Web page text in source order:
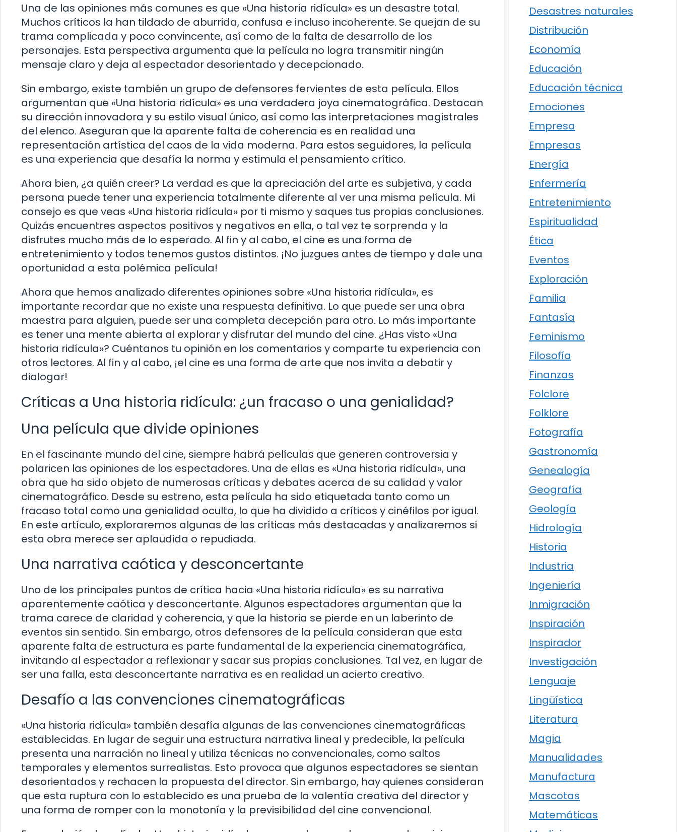
Una de las opiniones más comunes es que «Una historia ridícula» es un desastre total.
Muchos críticos la han tildado de aburrida, confusa e incluso incoherente. Se quejan de su
trama complicada y poco convincente, así como de la falta de desarrollo de los
personajes. Esta perspectiva argumenta que la película no logra transmitir ningún
mensaje claro y deja al espectador desorientado y decepcionado.
Sin embargo, existe también un grupo de defensores fervientes de esta película. Ellos
argumentan que «Una historia ridícula» es una verdadera joya cinematográfica. Destacan
su dirección innovadora y su estilo visual único, así como las interpretaciones magistrales
del elenco. Aseguran que la aparente falta de coherencia es en realidad una
representación artística del caos de la vida moderna. Para estos seguidores, la película
es una experiencia que desafía la norma y estimula el pensamiento crítico.
Ahora bien, ¿a quién creer? La verdad es que la apreciación del arte es subjetiva, y cada
persona puede tener una experiencia totalmente diferente al ver una misma película. Mi
consejo es que veas «Una historia ridícula» por ti mismo y saques tus propias conclusiones.
Quizás encuentres aspectos positivos y negativos en ella, o tal vez te sorprenda y la
disfrutes mucho más de lo esperado. Al fin y al cabo, el cine es una forma de
entretenimiento y todos tenemos gustos distintos. ¡No juzgues antes de tiempo y dale una
oportunidad a esta polémica película!
Ahora que hemos analizado diferentes opiniones sobre «Una historia ridícula», es
importante recordar que no existe una respuesta definitiva. Lo que puede ser una obra
maestra para alguien, puede ser una completa decepción para otro. Lo más importante
es tener una mente abierta al explorar y disfrutar del mundo del cine. ¿Has visto «Una
historia ridícula»? Cuéntanos tu opinión en los comentarios y comparte tu experiencia con
otros lectores. Al fin y al cabo, ¡el cine es una forma de arte que nos invita a debatir y
dialogar!
Críticas a Una historia ridícula: ¿un fracaso o una genialidad?
Una película que divide opiniones
En el fascinante mundo del cine, siempre habrá películas que generen controversia y
polaricen las opiniones de los espectadores. Una de ellas es «Una historia ridícula», una
obra que ha sido objeto de numerosas críticas y debates acerca de su calidad y valor
cinematográfico. Desde su estreno, esta película ha sido etiquetada tanto como un
fracaso total como una genialidad oculta, lo que ha dividido a críticos y cinéfilos por igual.
En este artículo, exploraremos algunas de las críticas más destacadas y analizaremos si
esta obra merece ser aplaudida o repudiada.
Una narrativa caótica y desconcertante
Uno de los principales puntos de crítica hacia «Una historia ridícula» es su narrativa
aparentemente caótica y desconcertante. Algunos espectadores argumentan que la
trama carece de claridad y coherencia, y que la historia se pierde en un laberinto de
eventos sin sentido. Sin embargo, otros defensores de la película consideran que esta
aparente falta de estructura es parte fundamental de la experiencia cinematográfica,
invitando al espectador a reflexionar y sacar sus propias conclusiones. Tal vez, en lugar de
ser una falla, esta desconcertante narrativa es en realidad un acierto creativo.
Desafío a las convenciones cinematográficas
«Una historia ridícula» también desafía algunas de las convenciones cinematográficas
establecidas. En lugar de seguir una estructura narrativa lineal y predecible, la película
presenta una narración no lineal y utiliza técnicas no convencionales, como saltos
temporales y elementos surrealistas. Esto provoca que algunos espectadores se sientan
desorientados y rechacen la propuesta del director. Sin embargo, hay quienes consideran
que esta ruptura con lo establecido es una prueba de la valentía creativa del director y
una forma de romper con la monotonía y la previsibilidad del cine convencional.
Desastres naturales
Distribución
Economía
Educación
Educación técnica
Emociones
Empresa
Empresas
Energía
Enfermería
Entretenimiento
Espiritualidad
Ética
Eventos
Exploración
Familia
Fantasía
Feminismo
Filosofía
Finanzas
Folclore
Folklore
Fotografía
Gastronomía
Genealogía
Geografía
Geología
Hidrología
Historia
Industria
Ingeniería
Inmigración
Inspiración
Inspirador
Investigación
Lenguaje
Lingüística
Literatura
Magia
Manualidades
Manufactura
Mascotas
Matemáticas